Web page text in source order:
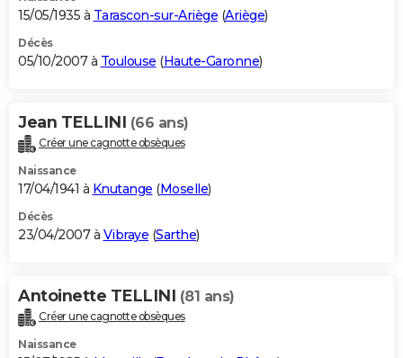
15/05/1935 à Tarascon-sur-Ariège (Ariège)
Décès
05/10/2007 à Toulouse (Haute-Garonne)
Jean TELLINI (66 ans)
Créer une cagnotte obsèques
Naissance
17/04/1941 à Knutange (Moselle)
Décès
23/04/2007 à Vibraye (Sarthe)
Antoinette TELLINI (81 ans)
Créer une cagnotte obsèques
Naissance